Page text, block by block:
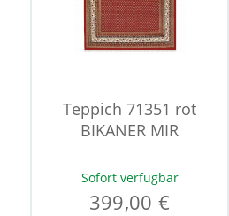
Teppich 71351 rot
BIKANER MIR
Sofort verfügbar
399,00 €